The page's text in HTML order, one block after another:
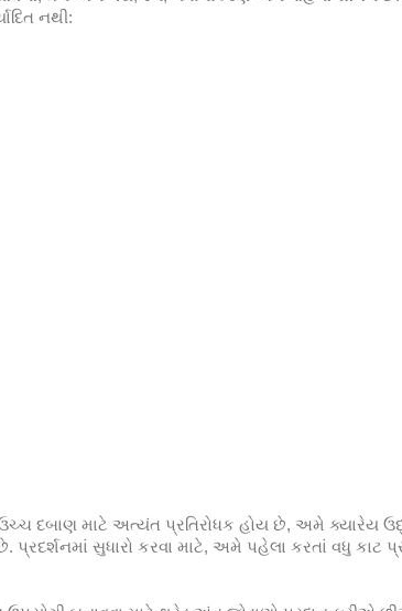
નથી:
દબાણ માટે અત્યંત પ્રતિરોધક હોય છે, અમે ક્યારેય
પ્રદર્શનમાં સુધારો કરવા માટે, અમે પહેલા કરતાં વધુ કાટ